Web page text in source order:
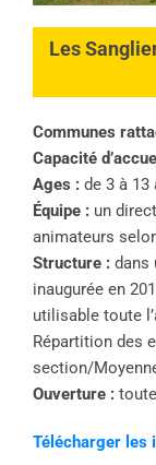
Les
Communes
Capacité
Ages :de 3 à 13
Équipe :un
animateurs
Structure :dans
inaugurée en
utilisable toute
Répartition des
section/
Ouverture :toute
Télécharger les